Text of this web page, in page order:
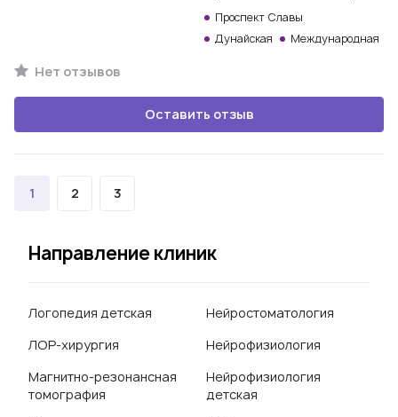
Проспект Славы
Дунайская
Международная
Нет отзывов
Оставить отзыв
1 2 3
Направление клиник
Логопедия детская
ЛОР-хирургия
Магнитно-резонансная
томография
Нейростоматология
Нейрофизиология
Нейрофизиология
детская